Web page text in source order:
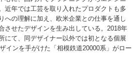
近年では工芸を取り入れたプロダクトも多
への理解に加え、欧米企業との仕事を通し
させたデザインを生み出している。2018年
にて、同デザイナー以外では初となる個展
インを手がけた「相模鉄道20000系」がロー